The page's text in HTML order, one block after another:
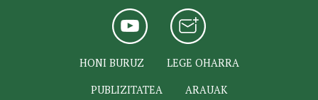
HONI BURUZ
LEGE OHARRA
PUBLIZITATEA
ARAUAK